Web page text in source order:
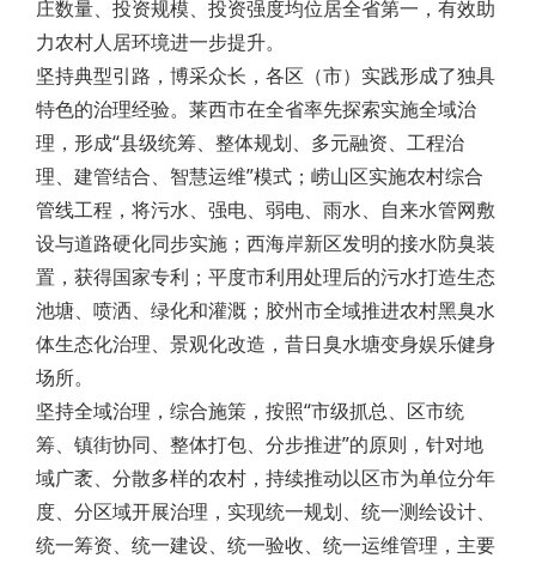
庄数量、投资规模、投资强度均位居全省第一，有效助
力农村人居环境进一步提升。
坚持典型引路，博采众长，各区（市）实践形成了独具
特色的治理经验。莱西市在全省率先探索实施全域治
理，形成“县级统筹、整体规划、多元融资、工程治
理、建管结合、智慧运维”模式；崂山区实施农村综合
管线工程，将污水、强电、弱电、雨水、自来水管网敷
设与道路硬化同步实施；西海岸新区发明的接水防臭装
置，获得国家专利；平度市利用处理后的污水打造生态
池塘、喷洒、绿化和灌溉；胶州市全域推进农村黑臭水
体生态化治理、景观化改造，昔日臭水塘变身娱乐健身
场所。
坚持全域治理，综合施策，按照“市级抓总、区市统
筹、镇街协同、整体打包、分步推进”的原则，针对地
域广袤、分散多样的农村，持续推动以区市为单位分年
度、分区域开展治理，实现统一规划、统一测绘设计、
统一筹资、统一建设、统一验收、统一运维管理，主要